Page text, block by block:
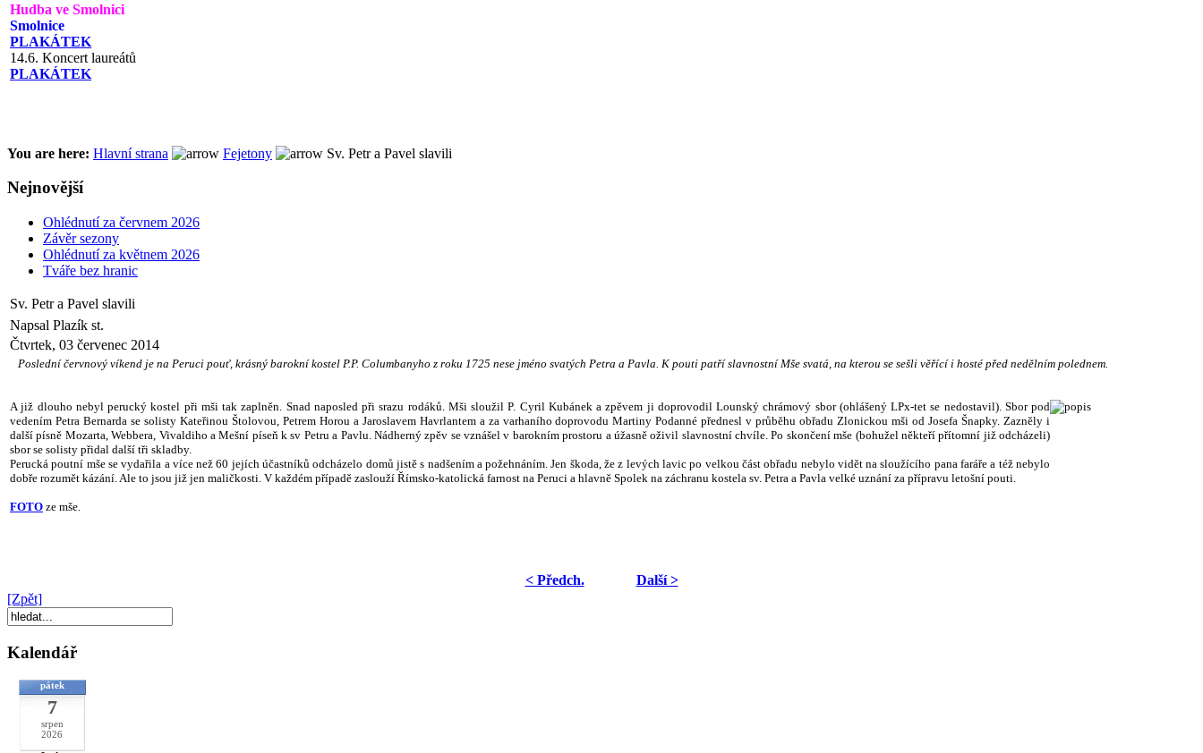
Hudba ve Smolnici
Smolnice
PLAKÁTEK
14.6. Koncert laureátů
PLAKÁTEK
You are here: Hlavní strana Fejetony Sv. Petr a Pavel slavili
Nejnovější
Ohlédnutí za červnem 2026
Závěr sezony
Ohlédnutí za květnem 2026
Tváře bez hranic
Sv. Petr a Pavel slavili
Napsal Plazík st.
Čtvrtek, 03 červenec 2014
Poslední červnový víkend je na Peruci pouť, krásný barokní kostel P.P. Columbanyho z roku 1725 nese jméno svatých Petra a Pavla. K pouti patří slavnostní Mše svatá, na kterou se sešli věřící i hosté před nedělním polednem.
A již dlouho nebyl perucký kostel při mši tak zaplněn. Snad naposled při srazu rodáků. Mši sloužil P. Cyril Kubánek a zpěvem ji doprovodil Lounský chrámový sbor (ohlášený LPx-tet se nedostavil). Sbor pod
vedením Petra Bernarda se solisty Kateřinou Štolovou, Petrem Horou a Jaroslavem Havrlantem a za varhaního doprovodu Martiny Podanné přednesl v průběhu obřadu Zlonickou mši od Josefa Šnapky. Zazněly i
další písně Mozarta, Webbera, Vivaldiho a Mešní píseň k sv Petru a Pavlu. Nádherný zpěv se vznášel v barokním prostoru a úžasně oživil slavnostní chvíle. Po skončení mše (bohužel někteří přítomní již odcházeli)
sbor se solisty přidal další tři skladby.
Perucká poutní mše se vydařila a více než 60 jejích účastníků odcházelo domů jistě s nadšením a požehnáním. Jen škoda, že z levých lavic po velkou část obřadu nebylo vidět na sloužícího pana faráře a též nebylo
dobře rozumět kázání. Ale to jsou již jen maličkosti. V každém případě zaslouží Římsko-katolická farnost na Peruci a hlavně Spolek na záchranu kostela sv. Petra a Pavla velké uznání za přípravu letošní pouti.
FOTO ze mše.
< Předch.
Další >
[Zpět]
Kalendář
pátek
7
srpen
2026